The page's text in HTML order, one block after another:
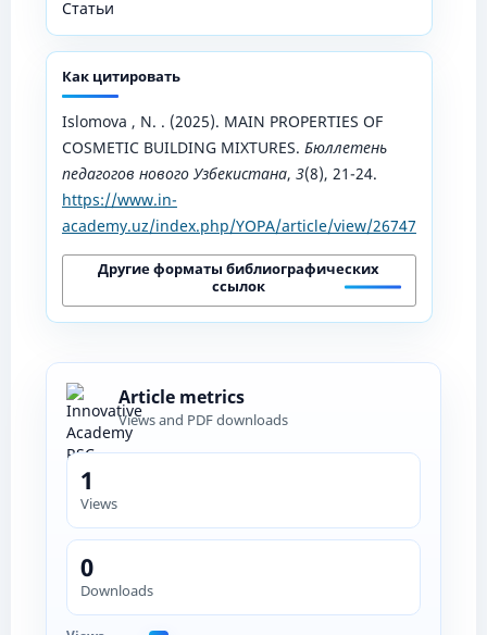
Статьи
Как цитировать
Islomova , N. . (2025). MAIN PROPERTIES OF
COSMETIC BUILDING MIXTURES. Бюллетень
педагогов нового Узбекистана, 3(8), 21-24.
https://www.in-
academy.uz/index.php/YOPA/article/view/26747
Другие форматы библиографических
ссылок
Article metrics
Views and PDF downloads
1
Views
0
Downloads